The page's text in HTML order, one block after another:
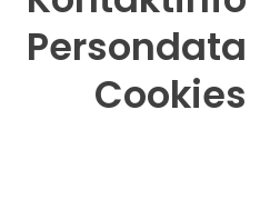
Persondata
Cookies